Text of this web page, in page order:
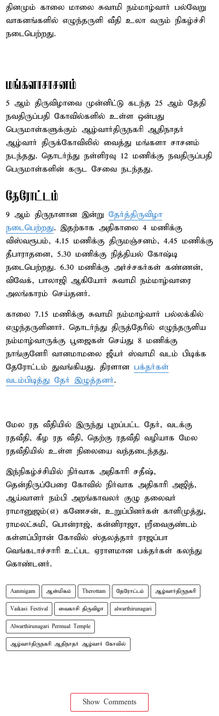
தினமும் காலை மாலை சுவாமி நம்மாழ்வார் பல்வேறு
வாகனங்களில் எழுந்தருளி வீதி உலா வரும் நிகழ்ச்சி
நடைபெற்றது.
மங்களாசாசனம்
5 ஆம் திருவிழாவை முன்னிட்டு கடந்த 25 ஆம் தேதி
நவதிருப்பதி கோவில்களில் உள்ள ஒன்பது
பெருமாள்களுக்கும் ஆழ்வார்திருநகரி ஆதிநாதர்
ஆழ்வார் திருக்கோவிலில் வைத்து மங்களா சாசனம்
நடந்தது. தொடர்ந்து நள்ளிரவு 12 மணிக்கு நவதிருப்பதி
பெருமாள்களின் கருட சேவை நடந்தது.
தேரோட்டம்
9 ஆம் திருநாளான இன்று தேர்த்திருவிழா
நடைபெற்றது. இதற்காக அதிகாலை 4 மணிக்கு
விஸ்வரூபம், 4.15 மணிக்கு திருமஞ்சனம், 4.45 மணிக்கு
தீபாராதனை, 5.30 மணிக்கு நித்தியல் கோஷ்டி
நடைபெற்றது. 6.30 மணிக்கு அர்ச்சகர்கள் கண்ணன்,
விவேக், பாலாஜி ஆகியோர் சுவாமி நம்மாழ்வாரை
அலங்காரம் செய்தனர்.
காலை 7.15 மணிக்கு சுவாமி நம்மாழ்வார் பல்லக்கில்
எழுந்தருளினார். தொடர்ந்து திருத்தேரில் எழுந்தருளிய
நம்மாழ்வாருக்கு பூஜைகள் செய்து 8 மணிக்கு
நாங்குனேரி வானமாமலை ஜீயர் ஸ்வாமி வடம் பிடிக்க
தேரோட்டம் துவங்கியது. திரளான பக்தர்கள்
வடம்பிடித்து தேர் இழுத்தனர்.
மேல ரத வீதியில் இருந்து புறப்பட்ட தேர், வடக்கு
ரதவீதி, கீழ ரத வீதி, தெற்கு ரதவீதி வழியாக மேல
ரதவீதியில் உள்ள நிலையை வந்தடைந்தது.
இந்நிகழ்ச்சியில் நிர்வாக அதிகாரி சதீஷ்,
தென்திருப்பேரை கோவில் நிர்வாக அதிகாரி அஜித்,
ஆய்வாளர் நம்பி அறங்காவலர் குழு தலைவர்
ராமானுஜம்(எ) கணேசன், உறுப்பினர்கள் காளிமுத்து,
ராமலட்சுமி, பொன்ராஜ், கன்னிராஜா, ஸ்ரீவைகுண்டம்
கள்ளப்பிரான் கோவில் ஸ்தலத்தார் ராஜப்பா
வெங்கடாச்சாரி உட்பட ஏராளமான பக்தர்கள் கலந்து
கொண்டனர்.
Aanmigam ஆன்மிகம் Therottam தேரோட்டம் ஆழ்வார்திருநகரி
Vaikasi Festival வைகாசி திருவிழா alwarthirunagari
Alwarthirunagari Permual Temple
ஆழ்வார்திருநகரி ஆதிநாதர் ஆழ்வார் கோவில்
Show Comments